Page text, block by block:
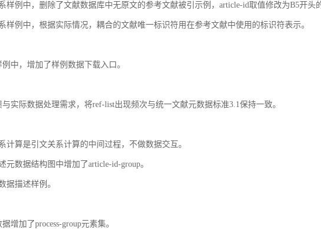
样例中，删除了文献数据库中无原文的参考文献被引示例，article-id取值修改为B5开头
样例中，根据实际情况，耦合的文献唯一标识符用在参考文献中使用的标识符表示。
中，增加了样例数据下载入口。
实际数据处理需求，将ref-list出现频次与统一文献元数据标准3.1保持一致。
计算是引文关系计算的中间过程，不做数据交互。
元数据结构图中增加了article-id-group。
据描述样例。
增加了process-group元素集。